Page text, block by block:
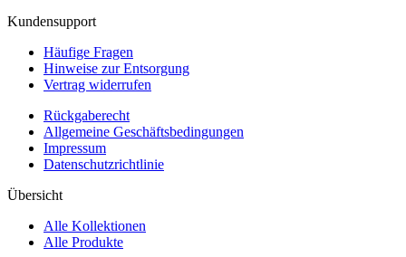
Kundensupport
Häufige Fragen
Hinweise zur Entsorgung
Vertrag widerrufen
Rückgaberecht
Allgemeine Geschäftsbedingungen
Impressum
Datenschutzrichtlinie
Übersicht
Alle Kollektionen
Alle Produkte